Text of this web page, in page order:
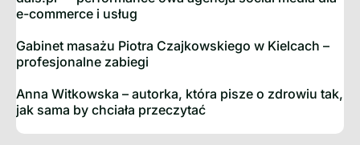
e-commerce i usług
Gabinet masażu Piotra Czajkowskiego w Kielcach –
profesjonalne zabiegi
Anna Witkowska – autorka, która pisze o zdrowiu tak,
jak sama by chciała przeczytać